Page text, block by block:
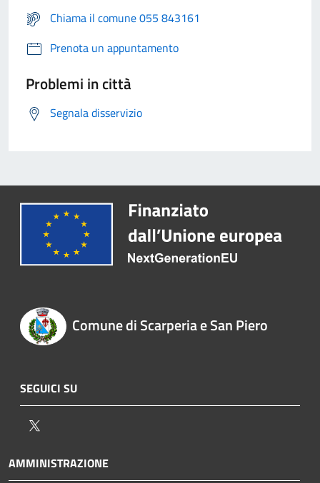
Chiama il comune 055 843161
Prenota un appuntamento
Problemi in città
Segnala disservizio
Comune di Scarperia e San Piero
SEGUICI SU
AMMINISTRAZIONE